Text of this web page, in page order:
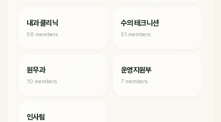
내과 클리닉
56 members
수의 테크니션
51 members
원무과
10 members
운영지원부
7 members
인사팀